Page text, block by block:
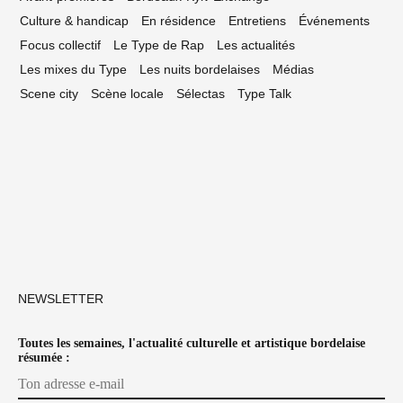
Culture & handicap
En résidence Entretiens
Événements
Focus collectif
Le Type de Rap
Les actualités
Les mixes du Type
Les nuits bordelaises
Médias
Scene city
Scène locale Sélectas Type Talk
NEWSLETTER
Toutes les semaines, l'actualité culturelle et artistique bordelaise
résumée :